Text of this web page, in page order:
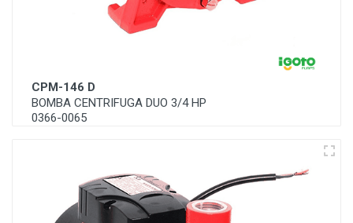
CPM-146 D
BOMBA CENTRIFUGA DUO 3/4 HP
0366-0065